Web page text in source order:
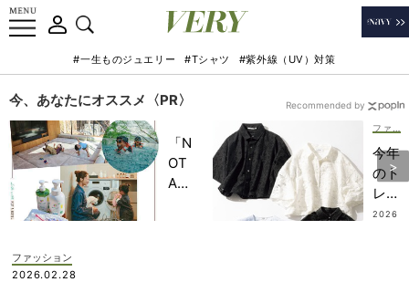
#一生ものジュエリー #Tシャツ #紫外線（UV）対策
今、あなたにオススメ〈PR〉
「N
OT
A
今年
のト
レン
ド筆
2026
Recommended by
ファッション
2026.02.28